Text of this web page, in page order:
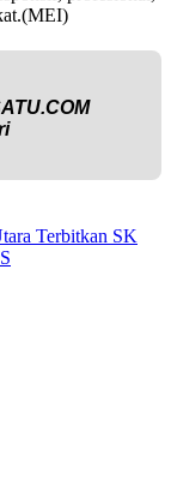
Terbitkan SK